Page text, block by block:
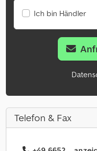
Ich bin Händler
Telefon & Fax